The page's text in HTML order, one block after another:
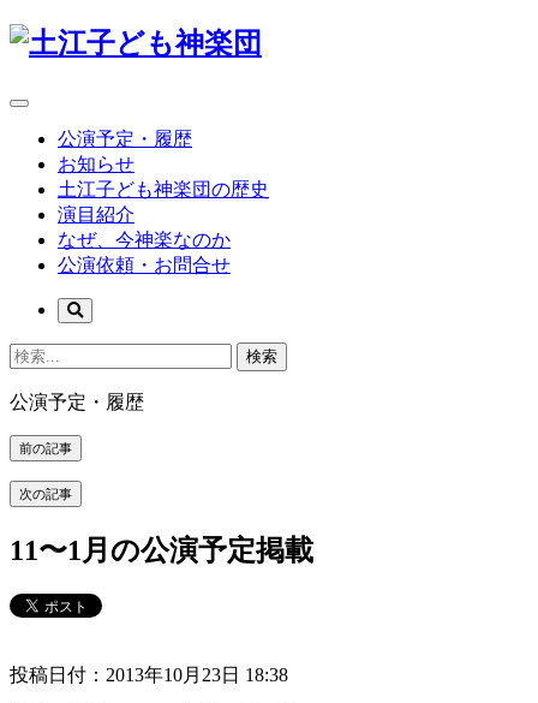
公演予定・履歴
お知らせ
土江子ども神楽団の歴史
演目紹介
なぜ、今神楽なのか
公演依頼・お問合せ
検索
公演予定・履歴
前の記事
次の記事
11〜1月の公演予定掲載
投稿日付：2013年10月23日 18:38